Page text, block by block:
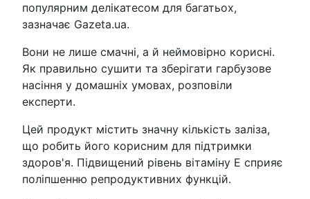
популярним делікатесом для багатьох,
зазначає Gazeta.ua.
Вони не лише смачні, а й неймовірно корисні.
Як правильно сушити та зберігати гарбузове
насіння у домашніх умовах, розповіли
експерти.
Цей продукт містить значну кількість заліза,
що робить його корисним для підтримки
здоров'я. Підвищений рівень вітаміну Е сприяє
поліпшенню репродуктивних функцій.